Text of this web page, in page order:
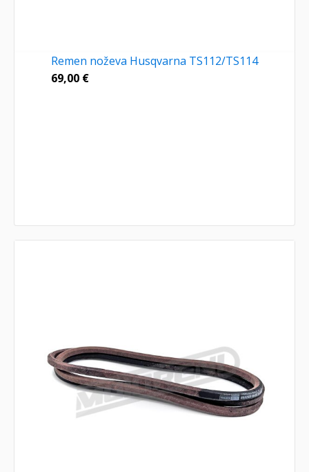
Remen noževa Husqvarna TS112/TS114
69,00 €